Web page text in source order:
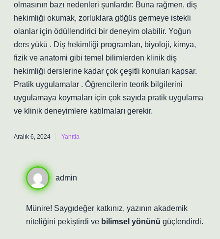
olmasının bazı nedenleri şunlardır: Buna rağmen, diş
hekimliği okumak, zorluklara göğüs germeye istekli
olanlar için ödüllendirici bir deneyim olabilir. Yoğun
ders yükü . Diş hekimliği programları, biyoloji, kimya,
fizik ve anatomi gibi temel bilimlerden klinik diş
hekimliği derslerine kadar çok çeşitli konuları kapsar.
Pratik uygulamalar . Öğrencilerin teorik bilgilerini
uygulamaya koymaları için çok sayıda pratik uygulama
ve klinik deneyimlere katılmaları gerekir.
Aralık 6, 2024 Yanıtla
admin
Münire! Saygıdeğer katkınız, yazının akademik
niteliğini pekiştirdi ve bilimsel yönünü güçlendirdi.